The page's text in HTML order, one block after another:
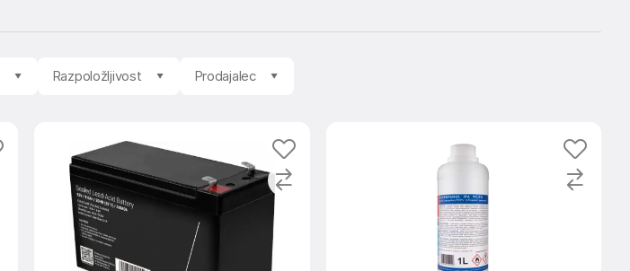
Razpoložljivost Prodajalec